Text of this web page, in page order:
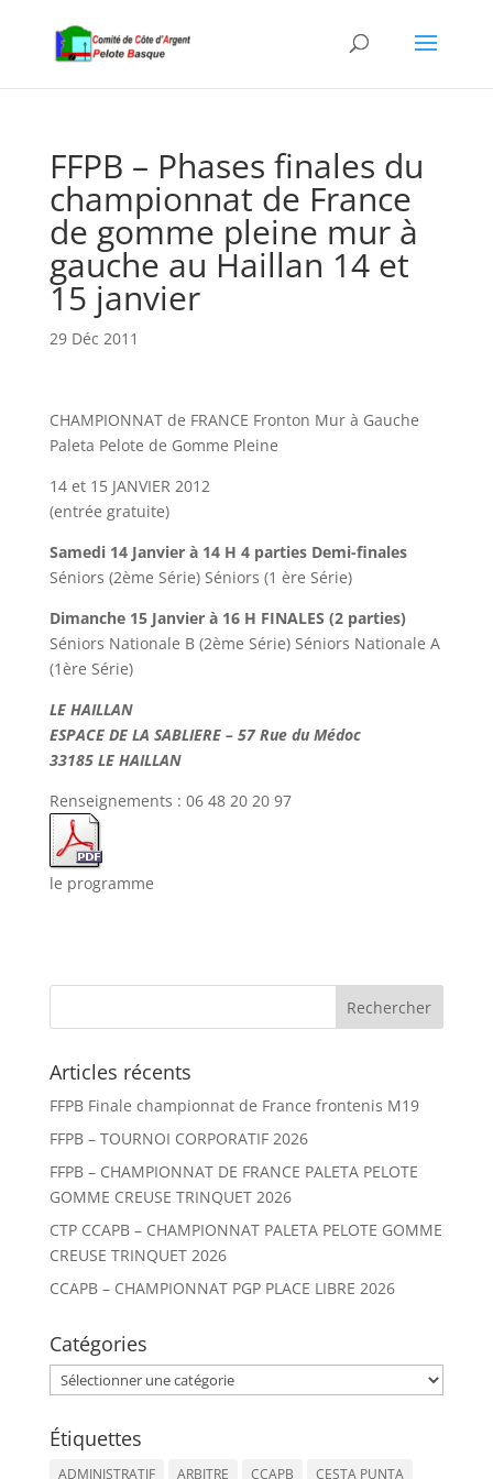
FFPB – Phases finales du
championnat de France
de gomme pleine mur à
gauche au Haillan 14 et
15 janvier
29 Déc 2011
CHAMPIONNAT de FRANCE Fronton Mur à Gauche
Paleta Pelote de Gomme Pleine
14 et 15 JANVIER 2012
(entrée gratuite)
Samedi 14 Janvier à 14 H 4 parties Demi-finales
Séniors (2ème Série) Séniors (1 ère Série)
Dimanche 15 Janvier à 16 H FINALES (2 parties)
Séniors Nationale B (2ème Série) Séniors Nationale A
(1ère Série)
LE HAILLAN
ESPACE DE LA SABLIERE – 57 Rue du Médoc
33185 LE HAILLAN
Renseignements : 06 48 20 20 97
le programme
Articles récents
FFPB Finale championnat de France frontenis M19
FFPB – TOURNOI CORPORATIF 2026
FFPB – CHAMPIONNAT DE FRANCE PALETA PELOTE
GOMME CREUSE TRINQUET 2026
CTP CCAPB – CHAMPIONNAT PALETA PELOTE GOMME
CREUSE TRINQUET 2026
CCAPB – CHAMPIONNAT PGP PLACE LIBRE 2026
Catégories
Catégories
Étiquettes
ADMINISTRATIF ARBITRE CCAPB CESTA PUNTA